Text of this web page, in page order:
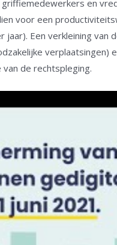
en
voor een
Een verkleining
de rechtspleging.